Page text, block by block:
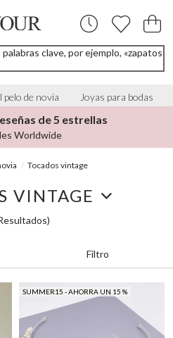
clave, por ejemplo, «zapatos
pelo de novia Joyas para bodas
de 5 estrellas
Worldwide
Tocados vintage
VINTAGE
Filtro
SUMMER15 - AHORRA UN 15 %